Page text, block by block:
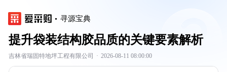
寻源宝典
提升袋装结构胶品质的关键要素解析
吉林省瑞固特地坪工程有限公司 · 2026-08-11 08:00:00